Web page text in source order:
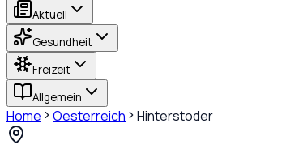
Aktuell
Gesundheit
Freizeit
Allgemein
Home Oesterreich Hinterstoder